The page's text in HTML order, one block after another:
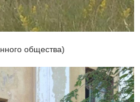
общества)